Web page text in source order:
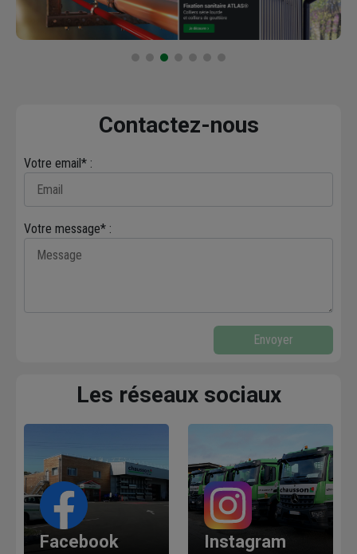
Contactez-nous
Votre email* :
Votre message* :
Envoyer
Les réseaux sociaux
Facebook Instagram